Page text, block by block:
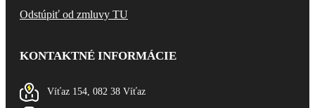
Odstúpiť od zmluvy TU
KONTAKTNÉ INFORMÁCIE
Víťaz 154, 082 38 Víťaz